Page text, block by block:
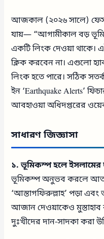
আজকাল (২০২৬ সালে)
যায়— “আগামীকাল বড়
একটি লিংক দেওয়া থাকে।
ক্লিক করবেন না। এগুলো
লিংক হতে পারে। সঠিক
ইন ‘Earthquake Alerts’
আবহাওয়া অধিদপ্তরের
সাধারণ জিজ্ঞাসা
১. ভূমিকম্প হলে ইসলামের
ভূমিকম্প অনুভব করলে
‘আস্তাগফিরুল্লাহ’ পড়া
আজান দেওয়াকেও মুস্তাহাব
দুঃখীদের দান-সাদকা করা